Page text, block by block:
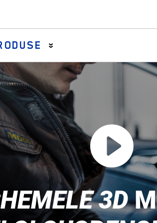
Bielete axiale de direcţie
Bielete de direcție și brațe centrale
Kituri burduf cremalieră de direcție
Ansambluri bieletă de direcție
Capete de bară
3D